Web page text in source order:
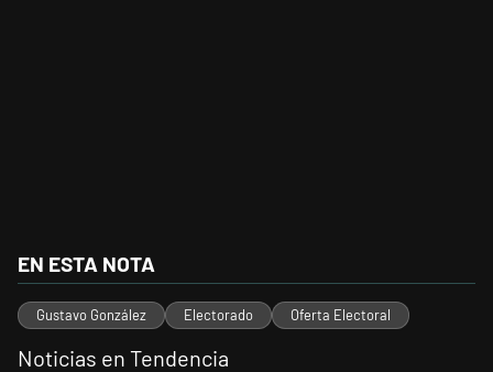
EN ESTA NOTA
Gustavo González Electorado Oferta Electoral
Noticias en Tendencia